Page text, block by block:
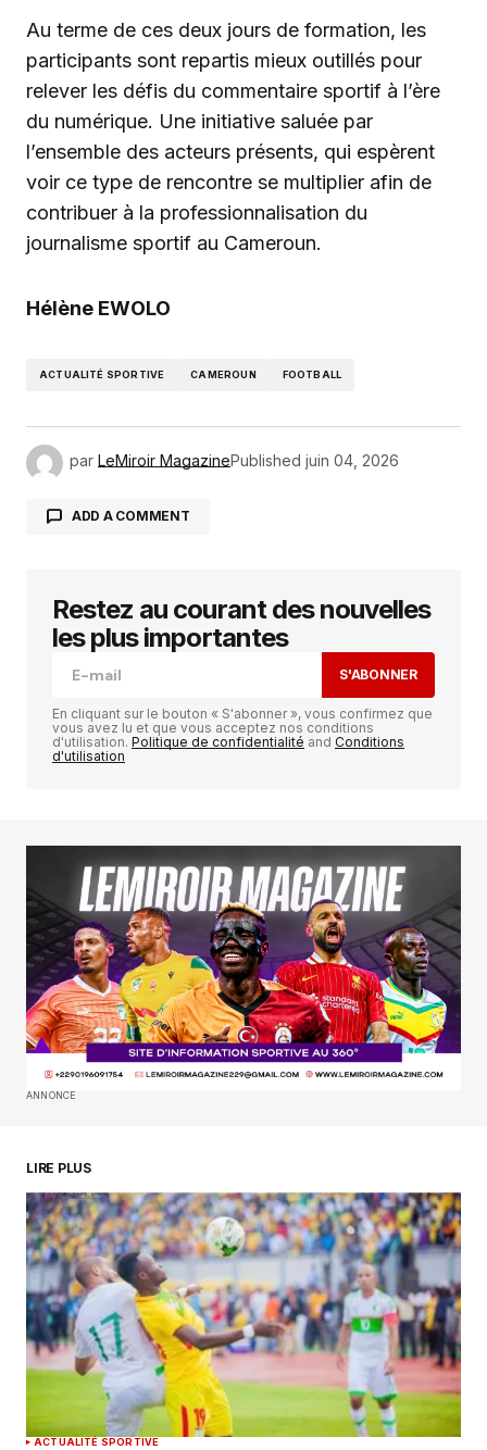
Au terme de ces deux jours de formation, les
participants sont repartis mieux outillés pour
relever les défis du commentaire sportif à l’ère
du numérique. Une initiative saluée par
l’ensemble des acteurs présents, qui espèrent
voir ce type de rencontre se multiplier afin de
contribuer à la professionnalisation du
journalisme sportif au Cameroun.
Hélène EWOLO
ACTUALITÉ SPORTIVE CAMEROUN FOOTBALL
par LeMiroir MagazinePublished juin 04, 2026
ADD A COMMENT
Votre adresse e-mail ne sera pas publiée. Les
champs obligatoires sont indiqués avec
Your E-mail*
Enregistrer mon nom, mon e-mail et mon
site dans le navigateur pour mon prochain
commentaire.
SUBMIT COMMENT
Restez au courant des nouvelles
les plus importantes
S'ABONNER
En cliquant sur le bouton « S'abonner », vous confirmez que
vous avez lu et que vous acceptez nos conditions
d'utilisation. Politique de confidentialité and Conditions
d'utilisation
ANNONCE
LIRE PLUS
ACTUALITÉ SPORTIVE